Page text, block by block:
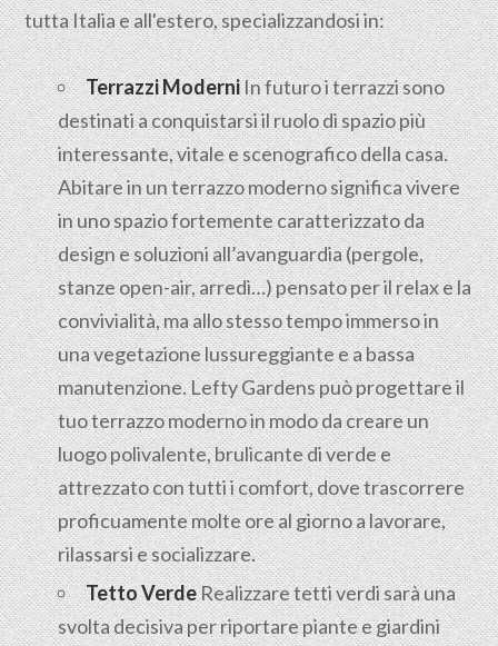
tutta Italia e all'estero, specializzandosi in:
Terrazzi ModerniIn futuro i terrazzi sono
destinati a conquistarsi il ruolo di spazio più
interessante, vitale e scenografico della casa.
Abitare in un terrazzo moderno significa vivere
in uno spazio fortemente caratterizzato da
design e soluzioni all’avanguardia (pergole,
stanze open-air, arredi…) pensato per il relax e la
convivialità, ma allo stesso tempo immerso in
una vegetazione lussureggiante e a bassa
manutenzione. Lefty Gardens può progettare il
tuo terrazzo moderno in modo da creare un
luogo polivalente, brulicante di verde e
attrezzato con tutti i comfort, dove trascorrere
proficuamente molte ore al giorno a lavorare,
rilassarsi e socializzare.
Tetto VerdeRealizzare tetti verdi sarà una
svolta decisiva per riportare piante e giardini